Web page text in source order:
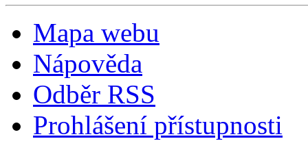
Mapa webu
Nápověda
Odběr RSS
Prohlášení přístupnosti